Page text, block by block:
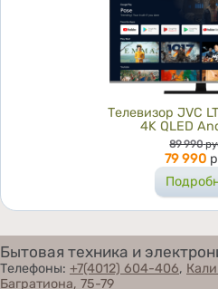
Телевизор JVC
4K QLED
Цена
89 990
79 990
Бытовая техника и
Телефоны: +7(4012) 604-406,
Багратиона, 75-79